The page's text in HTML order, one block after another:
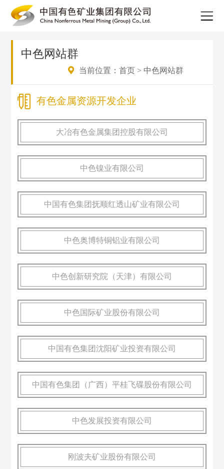
中色网站群
当前位置：首页 > 中色网站群
有色金属资源开发企业
大冶有色金属集团控股有限公司
中色镍业有限公司
中国有色集团抚顺红透山矿业有限公司
中色奥博特铜铝业有限公司
中色创新研究院（天津）有限公司
中色国际矿业股份有限公司
中国有色集团沈阳矿业投资有限公司
中国有色集团（广西）平桂飞碟股份有限公司
中色发展投资有限公司
刚波夫矿业股份有限公司